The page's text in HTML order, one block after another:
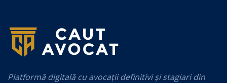
Platformă digitală cu avocații definitivi și stagiari din